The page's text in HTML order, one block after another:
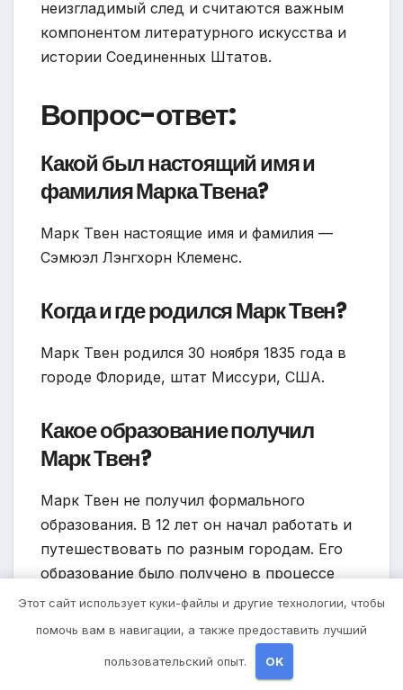
неизгладимый след и считаются важным
компонентом литературного искусства и
истории Соединенных Штатов.
Вопрос-ответ:
Какой был настоящий имя и
фамилия Марка Твена?
Марк Твен настоящие имя и фамилия —
Сэмюэл Лэнгхорн Клеменс.
Когда и где родился Марк Твен?
Марк Твен родился 30 ноября 1835 года в
городе Флориде, штат Миссури, США.
Какое образование получил
Марк Твен?
Марк Твен не получил формального
образования. В 12 лет он начал работать и
путешествовать по разным городам. Его
образование было получено в процессе
самообразования.
Какими языками владел Марк
Этот сайт использует куки-файлы и другие технологии, чтобы
помочь вам в навигации, а также предоставить лучший
пользовательский опыт. OK